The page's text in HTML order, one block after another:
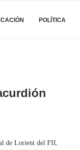
POLÍTICA
de Lorient del FIL